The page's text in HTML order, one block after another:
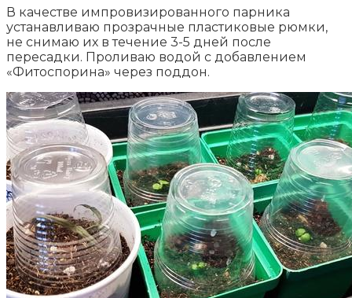
В качестве импровизированного парника
устанавливаю прозрачные пластиковые рюмки,
не снимаю их в течение 3-5 дней после
пересадки. Проливаю водой с добавлением
«Фитоспорина» через поддон.